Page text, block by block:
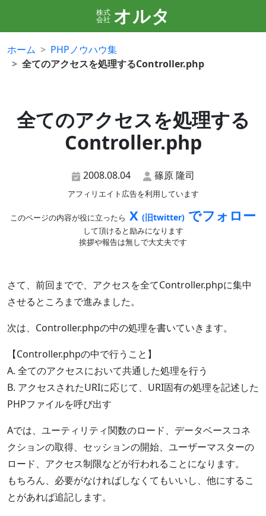
株式
会社 オルタ
ホーム
PHPノウハウ集
全てのアクセスを処理するController.php
全てのアクセスを処理する
Controller.php
2008.08.04 篠原 隆司
アフィリエイト広告を利用しています
このページの内容が役に立ったら X (旧twitter) でフォロー
して頂けると励みになります
挨拶や報告は無しで大丈夫です
さて、前回までで、アクセスを全てController.phpに集中
させるところまで進みました。
次は、Controller.phpの中の処理を書いていきます。
【Controller.phpの中で行うこと】
A. 全てのアクセスにおいて共通した処理を行う
B. アクセスされたURIに応じて、URI固有の処理を記述した
PHPファイルを呼び出す
Aでは、ユーティリティ関数のロード、データベースコネ
クションの取得、セッションの開始、ユーザーマスターの
ロード、アクセス制限などが行われることになります。
もちろん、必要がなければしなくてもいいし、他にするこ
とがあれば追記します。